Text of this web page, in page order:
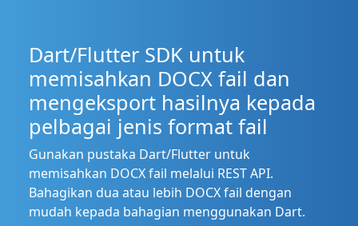
Dart/Flutter SDK untuk
memisahkan DOCX fail dan
mengeksport hasilnya kepada
pelbagai jenis format fail
Gunakan pustaka Dart/Flutter untuk
memisahkan DOCX fail melalui REST API.
Bahagikan dua atau lebih DOCX fail dengan
mudah kepada bahagian menggunakan Dart.